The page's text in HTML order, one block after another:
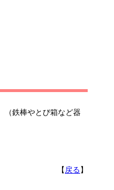
（鉄棒やとび箱など器
【 戻る】